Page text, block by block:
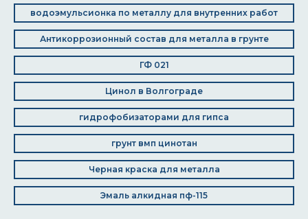
водоэмульсионка по металлу для внутренних работ
Антикоррозионный состав для металла в грунте
ГФ 021
Цинол в Волгограде
гидрофобизаторами для гипса
грунт вмп цинотан
Черная краска для металла
Эмаль алкидная пф-115